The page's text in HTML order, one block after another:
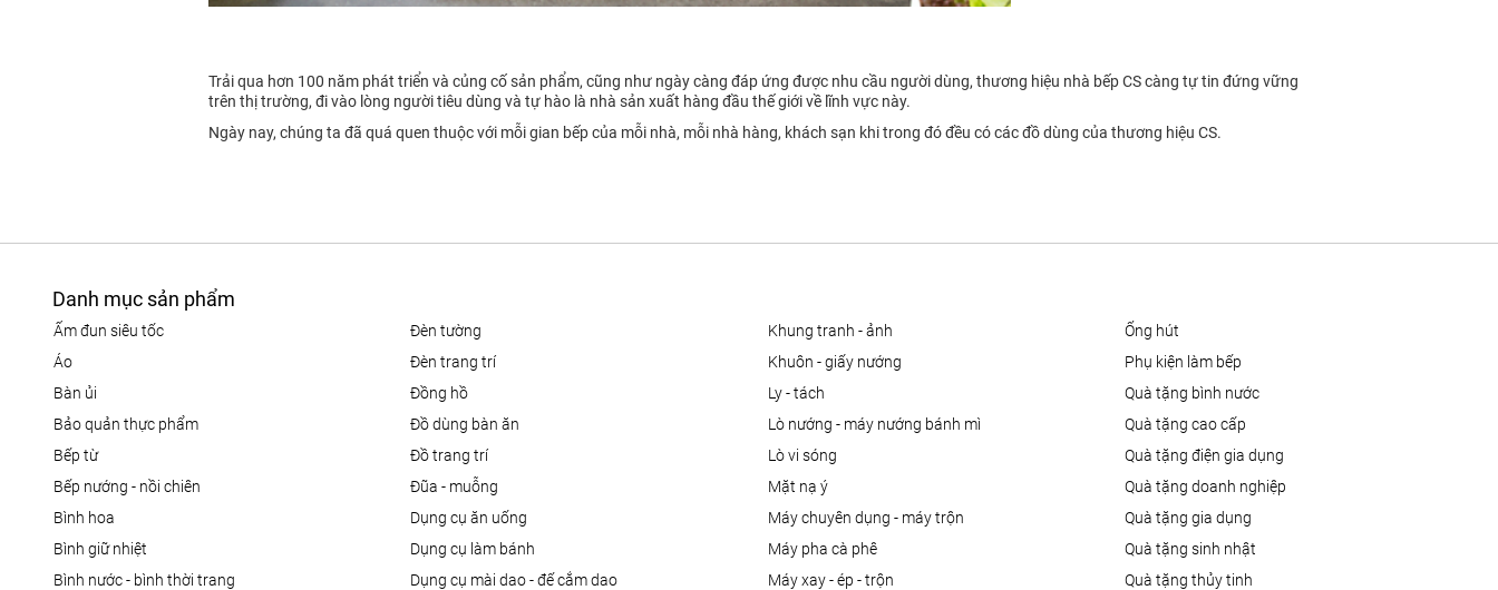
Trải qua hơn 100 năm phát triển và củng cố sản phẩm, cũng như ngày càng đáp ứng được nhu cầu người dùng, thương hiệu nhà bếp CS càng tự tin đứng vững
trên thị trường, đi vào lòng người tiêu dùng và tự hào là nhà sản xuất hàng đầu thế giới về lĩnh vực này.
Ngày nay, chúng ta đã quá quen thuộc với mỗi gian bếp của mỗi nhà, mỗi nhà hàng, khách sạn khi trong đó đều có các đồ dùng của thương hiệu CS.
Danh mục sản phẩm
ấm đun siêu tốc
áo
bàn ủi
bảo quản thực phẩm
bếp từ
bếp nướng - nồi chiên
bình hoa
bình giữ nhiệt
bình nước - bình thời trang
đèn tường
đèn trang trí
đồng hồ
đồ dùng bàn ăn
đồ trang trí
đũa - muỗng
dụng cụ ăn uống
dụng cụ làm bánh
dụng cụ mài dao - đế cắm dao
khung tranh - ảnh
khuôn - giấy nướng
ly - tách
lò nướng - máy nướng bánh mì
lò vi sóng
mặt nạ ý
máy chuyên dụng - máy trộn
máy pha cà phê
máy xay - ép - trộn
ống hút
phụ kiện làm bếp
quà tặng bình nước
quà tặng cao cấp
quà tặng điện gia dụng
quà tặng doanh nghiệp
quà tặng gia dụng
quà tặng sinh nhật
quà tặng thủy tinh